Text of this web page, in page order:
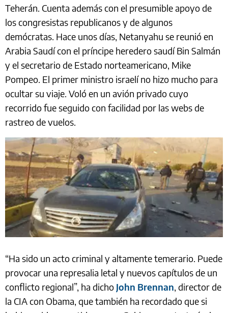
Teherán. Cuenta además con el presumible apoyo de
los congresistas republicanos y de algunos
demócratas. Hace unos días, Netanyahu se reunió en
Arabia Saudí con el príncipe heredero saudí Bin Salmán
y el secretario de Estado norteamericano, Mike
Pompeo. El primer ministro israelí no hizo mucho para
ocultar su viaje. Voló en un avión privado cuyo
recorrido fue seguido con facilidad por las webs de
rastreo de vuelos.
“Ha sido un acto criminal y altamente temerario. Puede
provocar una represalia letal y nuevos capítulos de un
conflicto regional”, ha dicho John Brennan , director de
la CIA con Obama, que también ha recordado que si